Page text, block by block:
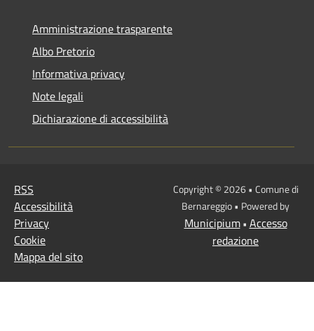
Amministrazione trasparente
Albo Pretorio
Informativa privacy
Note legali
Dichiarazione di accessibilità
RSS
Accessibilità
Privacy
Cookie
Mappa del sito
Copyright © 2026 • Comune di
Bernareggio • Powered by
Municipium• Accesso
redazione